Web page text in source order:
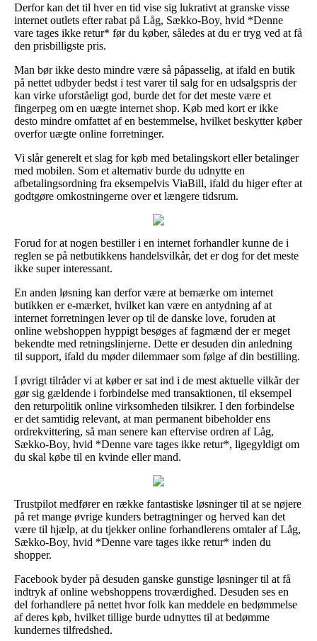
Derfor kan det til hver en tid vise sig lukrativt at granske visse
internet outlets efter rabat på Låg, Sækko-Boy, hvid *Denne
vare tages ikke retur* før du køber, således at du er tryg ved at få
den prisbilligste pris.
Man bør ikke desto mindre være så påpasselig, at ifald en butik
på nettet udbyder bedst i test varer til salg for en udsalgspris der
kan virke uforståeligt god, burde det for det meste være et
fingerpeg om en uægte internet shop. Køb med kort er ikke
desto mindre omfattet af en bestemmelse, hvilket beskytter køber
overfor uægte online forretninger.
Vi slår generelt et slag for køb med betalingskort eller betalinger
med mobilen. Som et alternativ burde du udnytte en
afbetalingsordning fra eksempelvis ViaBill, ifald du higer efter at
godtgøre omkostningerne over et længere tidsrum.
Forud for at nogen bestiller i en internet forhandler kunne de i
reglen se på netbutikkens handelsvilkår, det er dog for det meste
ikke super interessant.
En anden løsning kan derfor være at bemærke om internet
butikken er e-mærket, hvilket kan være en antydning af at
internet forretningen lever op til de danske love, foruden at
online webshoppen hyppigt besøges af fagmænd der er meget
bekendte med retningslinjerne. Dette er desuden din anledning
til support, ifald du møder dilemmaer som følge af din bestilling.
I øvrigt tilråder vi at køber er sat ind i de mest aktuelle vilkår der
gør sig gældende i forbindelse med transaktionen, til eksempel
den returpolitik online virksomheden tilsikrer. I den forbindelse
er det samtidig relevant, at man permanent bibeholder ens
ordrekvittering, så man senere kan eftervise ordren af Låg,
Sækko-Boy, hvid *Denne vare tages ikke retur*, ligegyldigt om
du skal købe til en kvinde eller mand.
Trustpilot medfører en række fantastiske løsninger til at se nøjere
på ret mange øvrige kunders betragtninger og herved kan det
være til hjælp, at du tjekker online forhandlerens omtaler af Låg,
Sækko-Boy, hvid *Denne vare tages ikke retur* inden du
shopper.
Facebook byder på desuden ganske gunstige løsninger til at få
indtryk af online webshoppens troværdighed. Desuden ses en
del forhandlere på nettet hvor folk kan meddele en bedømmelse
af deres køb, hvilket tillige burde udnyttes til at bedømme
kundernes tilfredshed.